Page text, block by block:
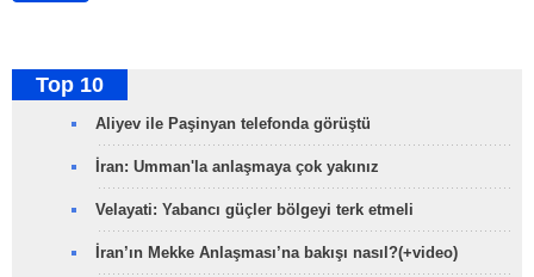
Top 10
Aliyev ile Paşinyan telefonda görüştü
İran: Umman'la anlaşmaya çok yakınız
Velayati: Yabancı güçler bölgeyi terk etmeli
İran’ın Mekke Anlaşması’na bakışı nasıl?(+video)